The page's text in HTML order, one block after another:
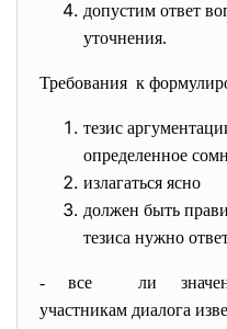
допустим ответ
уточнения.
Требования к
тезис
определенное
излагаться ясно
должен быть
тезиса нужно
- все ли
участникам диалога